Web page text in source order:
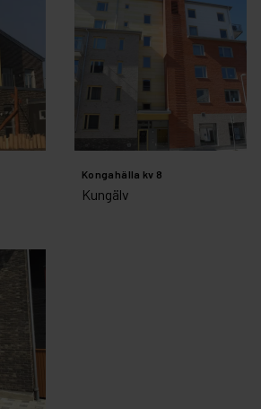
Kongahälla kv 8
Kungälv